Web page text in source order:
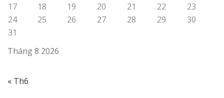
Tháng 8 2026
17
18 19 20 21 22
23
24
25 26 27 28 29
30
31
« Th6